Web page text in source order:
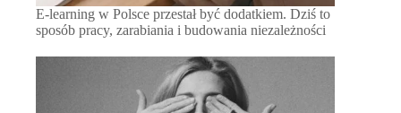
E-learning w Polsce przestał być dodatkiem. Dziś to
sposób pracy, zarabiania i budowania niezależności